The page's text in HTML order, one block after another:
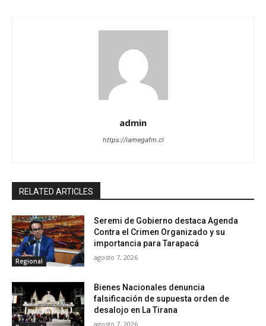
admin
https://lamegafm.cl
RELATED ARTICLES
Regional
Seremi de Gobierno destaca Agenda
Contra el Crimen Organizado y su
importancia para Tarapacá
agosto 7, 2026
Bienes Nacionales denuncia
falsificación de supuesta orden de
desalojo en La Tirana
agosto 7, 2026